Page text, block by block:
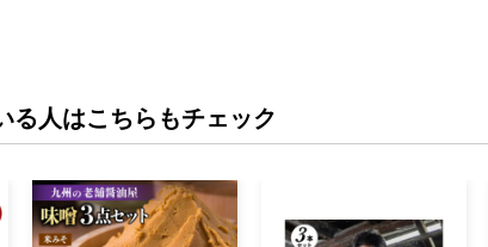
る人はこちらもチェック